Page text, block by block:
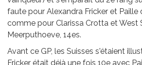
faute pour Alexandra Fricker et Paille
comme pour Clarissa Crotta et West
Meerputhoeve, 14es.
Avant ce GP, les Suisses s'étaient
Fricker était déjà une fois 10e avec